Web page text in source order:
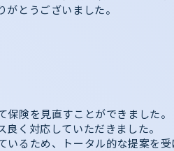
とうございました。
険を見直すことができました。
く対応していただきました。
るため、トータル的な提案を受